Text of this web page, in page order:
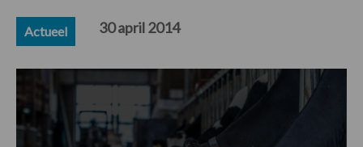
Actueel 30 april 2014